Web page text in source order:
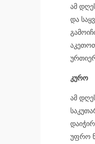
ამ
და
კურო
ამ
უფრო